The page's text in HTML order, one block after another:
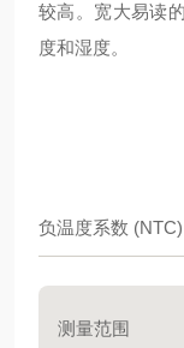
较高。宽大易读
度和湿度。
负温度系数 (NTC)
测量范围